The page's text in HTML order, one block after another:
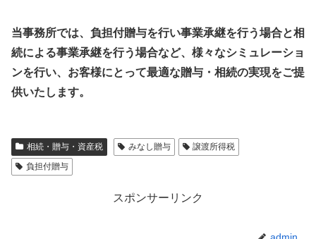
当事務所では、負担付贈与を行い事業承継を行う場合と相
続による事業承継を行う場合など、様々なシミュレーショ
ンを行い、お客様にとって最適な贈与・相続の実現をご提
供いたします。
相続・贈与・資産税 みなし贈与
譲渡所得税
負担付贈与
スポンサーリンク
admin